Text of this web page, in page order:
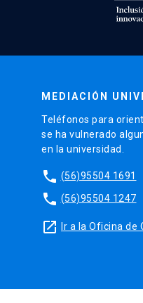
MEDIACIÓN
Teléfonos para
se ha vulnerado
en la universidad.
phone (56)95504 1691
phone (56)95504 1247
launch Ir a la Oficina de